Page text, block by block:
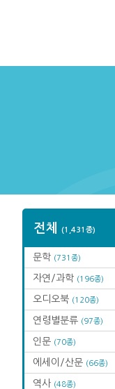
전체 (1,431종)
문학 (731종)
자연/과학 (196종)
오디오북 (120종)
연령별분류 (97종)
인문 (70종)
에세이/산문 (66종)
역사 (48종)